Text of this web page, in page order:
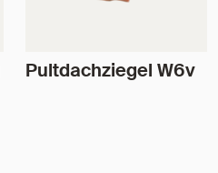
Pultdachziegel W6v